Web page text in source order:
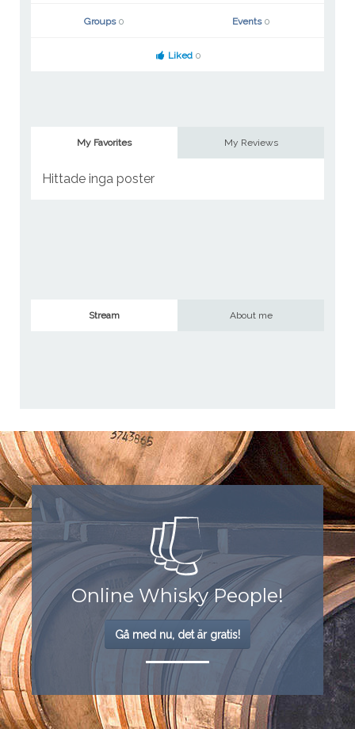
Groups 0 Events 0
Liked 0
My Favorites My Reviews
Hittade inga poster
Stream About me
Online Whisky People!
Gå med nu, det är gratis!